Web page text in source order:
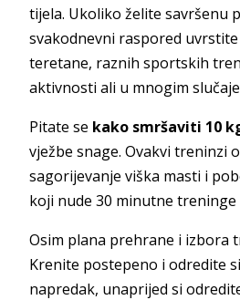
tijela. Ukoliko želite savršenu
svakodnevni raspored
teretane, raznih sportskih
aktivnosti ali u mnogim
Pitate se kako smršaviti 10
vježbe snage. Ovakvi treninzi
sagorijevanje viška masti i
koji nude 30 minutne treninge
Osim plana prehrane i izbora
Krenite postepeno i odredite
napredak, unaprijed si